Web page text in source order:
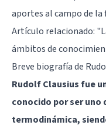
aportes al campo de la
Artículo relacionado:
ámbitos de
Breve biografía de
Rudolf Clausius fue
conocido por ser uno
termodinámica,